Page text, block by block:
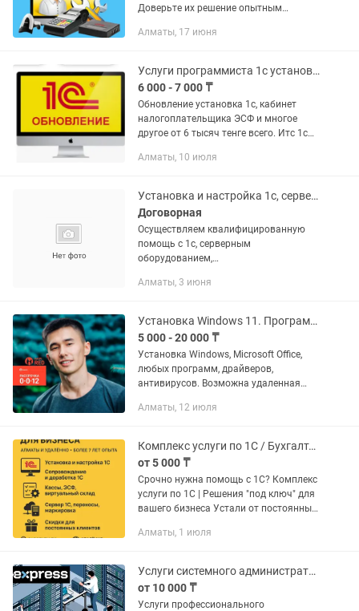
Доверьте их решение опытным
спектр услуг: Настройка, установка,
Алматы, 17 июня
Услуги программиста 1с установка
6 000 - 7 000 ₸
Обновление установка 1с, кабинет
налогоплательщика ЭСФ и многое
другое от 6 тысяч тенге всего. Итс 1с
Алматы, 10 июля
Установка и настройка 1с, серверов, сетевого оборудования и др.
Договорная
Осуществляем квалифицированную
помощь с 1с, серверным
оборудованием,
и wifi. Осуществляем помощь в части
Развертываем системы...
Алматы, 3 июня
Установка Windows 11. Программист, Виндовс, Офис, Ворд, Office, Автокад
5 000 - 20 000 ₸
Установка Windows, Microsoft Office,
любых программ, драйверов,
антивирусов. Возможна удаленная
или Any Desk. Опыт работы – 8 лет. -
Алматы, 12 июля
Комплекс услуги по 1С / Бухгалтерия, Розница, Управление торговлей, ЗУП
от 5 000 ₸
Срочно нужна помощь с 1С? Комплекс
услуги по 1С | Решения "под ключ" для
вашего бизнеса Устали от постоянных
профессионалам! Мы поможем быстро,
Алматы, 1 июля
Услуги системного администратора в Алматы
от 10 000 ₸
Услуги профессионального